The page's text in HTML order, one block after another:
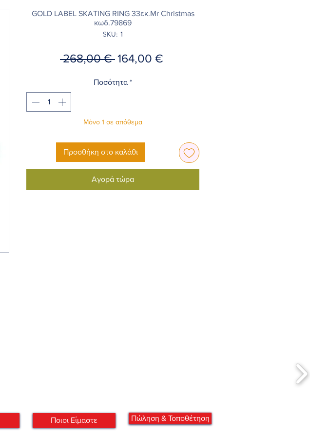
GOLD LABEL SKATING RING 33εκ.Mr Christmas
κωδ.79869
SKU: 1
268,00 € Κανονική
164,00 €
Ποσότητα *
Μόνο 1 σε απόθεμα
Προσθήκη στο καλάθι
Αγορά τώρα
Ποιοι Είμαστε Πώληση & Τοποθέτηση